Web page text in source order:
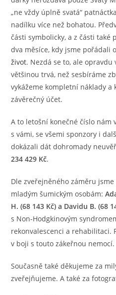
„ne vždy úplně svatá“
nadílku více než bohatou.
části symbolicky, a z části také
dva měsíce, kdy jsme pořádali
život. Nezdá se to, ale opravdu
většinou trvá, než sesbíráme
vykážeme kompletní náklady a
závěrečný účet.
A to letošní konečné číslo nám
s vámi, se všemi sponzory i
dokázali dát dohromady
234 429 Kč.
Dle zveřejněného záměru
mladým šumickým osobám:
H. (68 143 Kč) a Davidu B. (68
s Non-Hodgkinovým
rekonvalescenci a rehabilitaci.
v boji s touto zákeřnou nemocí.
Současně také děkujeme za
zveřejňujeme. A také za